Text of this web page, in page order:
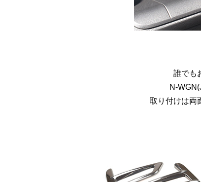
誰でも
N-
取り付けは両